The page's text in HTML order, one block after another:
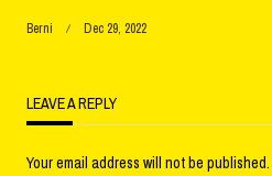
Berni Dec 29, 2022
LEAVE A REPLY
Your email address will not be published.